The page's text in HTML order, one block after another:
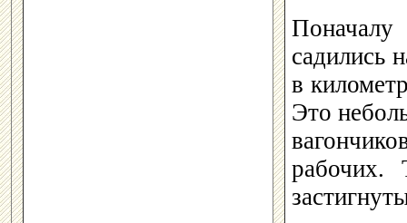
садились
в
Это
рабочих.